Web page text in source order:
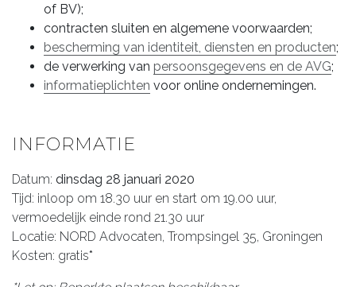
of BV);
contracten sluiten en algemene voorwaarden;
bescherming van identiteit, diensten en producten;
de verwerking van persoonsgegevens en de AVG;
informatieplichten voor online ondernemingen.
INFORMATIE
Datum: dinsdag 28 januari 2020
Tijd: inloop om 18.30 uur en start om 19.00 uur,
vermoedelijk einde rond 21.30 uur
Locatie: NORD Advocaten, Trompsingel 35, Groningen
Kosten: gratis*